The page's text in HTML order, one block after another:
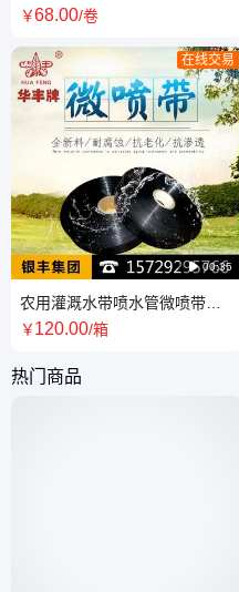
病虫保苗除草 黑加白银黑地膜
￥68.00/卷
 00:35
在线交易
农用灌溉水带喷水管微喷带节
水喷灌水带1寸2孔3孔5孔7孔
￥120.00/箱
热门商品